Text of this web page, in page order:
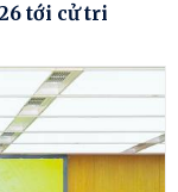
tới cử tri